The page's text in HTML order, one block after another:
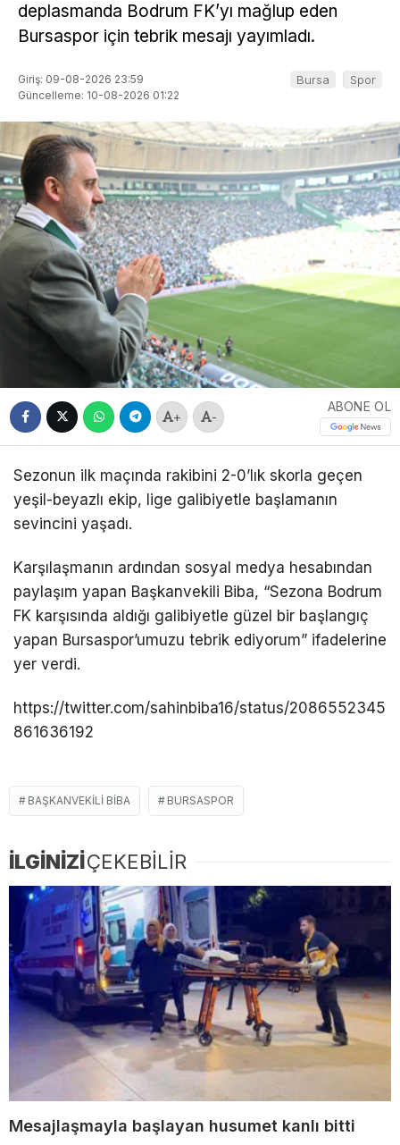
deplasmanda Bodrum FK’yı mağlup eden
Bursaspor için tebrik mesajı yayımladı.
Giriş: 09-08-2026 23:59
Güncelleme: 10-08-2026 01:22
Bursa Spor
+ -
ABONE OL
Sezonun ilk maçında rakibini 2-0’lık skorla geçen
yeşil-beyazlı ekip, lige galibiyetle başlamanın
sevincini yaşadı.
Karşılaşmanın ardından sosyal medya hesabından
paylaşım yapan Başkanvekili Biba, “Sezona Bodrum
FK karşısında aldığı galibiyetle güzel bir başlangıç
yapan Bursaspor’umuzu tebrik ediyorum” ifadelerine
yer verdi.
https://twitter.com/sahinbiba16/status/2086552345
861636192
BAŞKANVEKILI BIBA BURSASPOR
İLGİNİZİÇEKEBİLİR
Mesajlaşmayla başlayan husumet kanlı bitti